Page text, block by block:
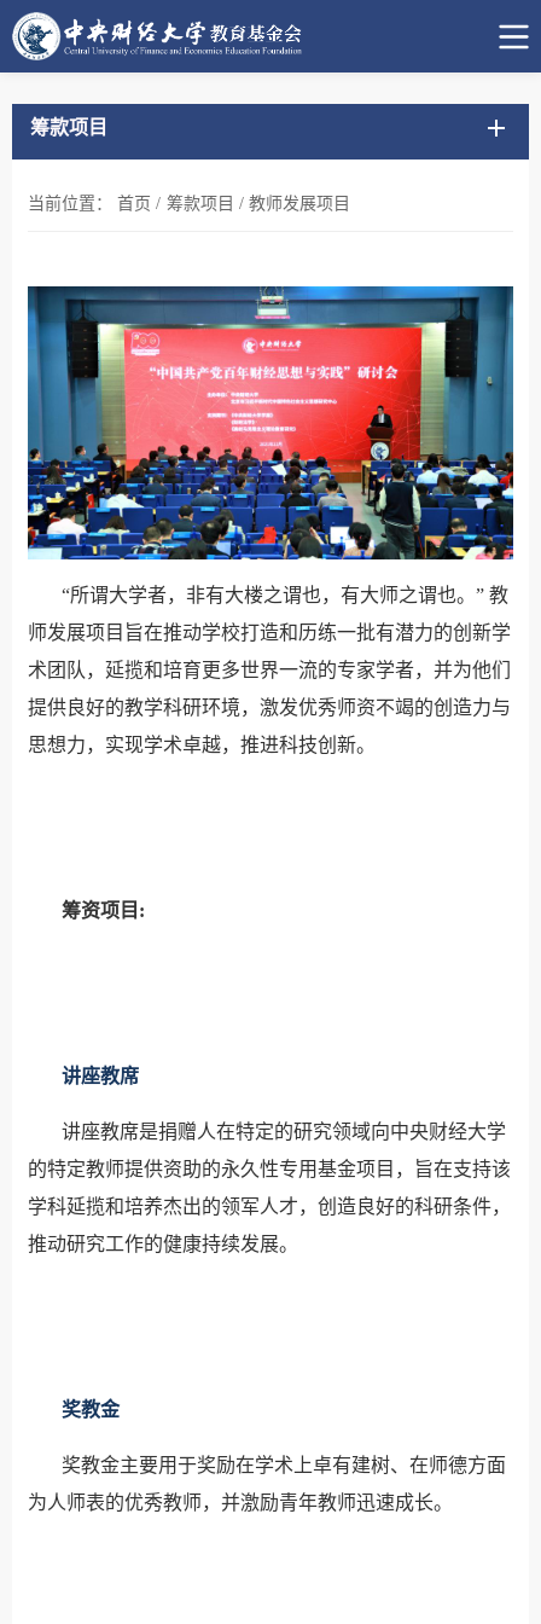
筹款项目
当前位置： 首页 / 筹款项目 / 教师发展项目
“所谓大学者，非有大楼之谓也，有大师之谓也。” 教
师发展项目旨在推动学校打造和历练一批有潜力的创新学
术团队，延揽和培育更多世界一流的专家学者，并为他们
提供良好的教学科研环境，激发优秀师资不竭的创造力与
思想力，实现学术卓越，推进科技创新。
筹资项目:
讲座教席
讲座教席是捐赠人在特定的研究领域向中央财经大学
的特定教师提供资助的永久性专用基金项目，旨在支持该
学科延揽和培养杰出的领军人才，创造良好的科研条件，
推动研究工作的健康持续发展。
奖教金
奖教金主要用于奖励在学术上卓有建树、在师德方面
为人师表的优秀教师，并激励青年教师迅速成长。